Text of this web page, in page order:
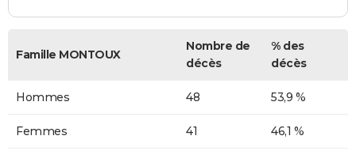
Famille MONTOUX
Nombre de
décès
% des
décès
Hommes 48 53,9 %
Femmes 41 46,1 %